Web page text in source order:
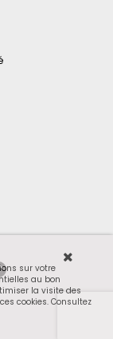
sur votre
au bon
la visite des
cookies. Consultez